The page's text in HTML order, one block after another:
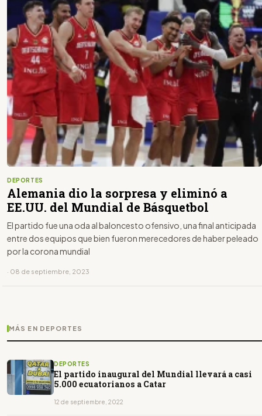
DEPORTES
Alemania dio la sorpresa y eliminó a
EE.UU. del Mundial de Básquetbol
El partido fue una oda al baloncesto ofensivo, una final anticipada
entre dos equipos que bien fueron merecedores de haber peleado
por la corona mundial
· 08 de septiembre, 2023
MÁS EN DEPORTES
DEPORTES
El partido inaugural del Mundial llevará a casi
5.000 ecuatorianos a Catar
12 de septiembre, 2022